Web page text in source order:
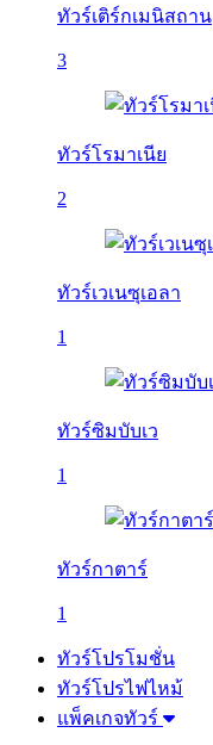
ทัวร์เติร์กเมนิสถาน
3
ทัวร์โรมาเนีย
2
ทัวร์เวเนซุเอลา
1
ทัวร์ซิมบับเว
1
ทัวร์กาตาร์
1
ทัวร์โปรโมชั่น
ทัวร์โปรไฟไหม้
แพ็คเกจทัวร์